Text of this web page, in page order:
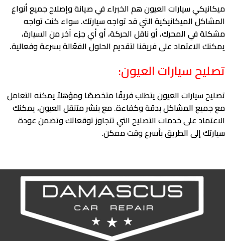
ميكانيكي سيارات العيون هم الخبراء في صيانة وإصلاح جميع أنواع
المشاكل الميكانيكية التي قد تواجه سيارتك. سواء كنت تواجه
مشكلة في المحرك، أو ناقل الحركة، أو أي جزء آخر من السيارة،
يمكنك الاعتماد على فريقنا لتقديم الحلول الفعّالة بسرعة وفعالية.
تصليح سيارات العيون:
تصليح سيارات العيون يتطلب فريقًا متخصصًا ومؤهلاً يمكنه التعامل
مع جميع المشاكل بدقة وكفاءة. مع بنشر متنقل العيون، يمكنك
الاعتماد على خدمات التصليح التي تتجاوز توقعاتك وتضمن عودة
سيارتك إلى الطريق بأسرع وقت ممكن.